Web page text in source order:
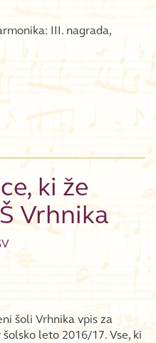
III. nagrada,
ki že
Vrhnika
šoli Vrhnika vpis za
leto 2016/17. Vse, ki